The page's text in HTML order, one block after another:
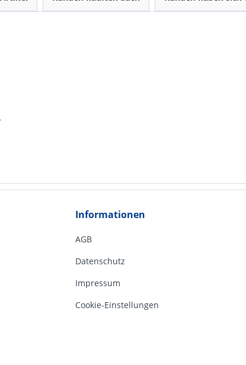
Informationen
AGB
Datenschutz
Impressum
Cookie-Einstellungen